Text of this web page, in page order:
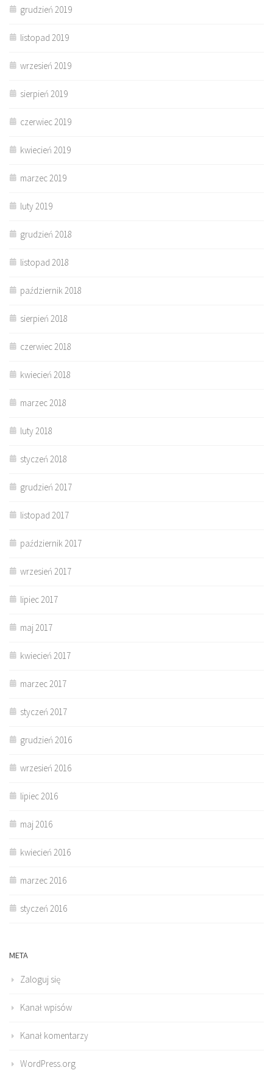
grudzień 2019
listopad 2019
wrzesień 2019
sierpień 2019
czerwiec 2019
kwiecień 2019
marzec 2019
luty 2019
grudzień 2018
listopad 2018
październik 2018
sierpień 2018
czerwiec 2018
kwiecień 2018
marzec 2018
luty 2018
styczeń 2018
grudzień 2017
listopad 2017
październik 2017
wrzesień 2017
lipiec 2017
maj 2017
kwiecień 2017
marzec 2017
styczeń 2017
grudzień 2016
wrzesień 2016
lipiec 2016
maj 2016
kwiecień 2016
marzec 2016
styczeń 2016
META
Zaloguj się
Kanał wpisów
Kanał komentarzy
WordPress.org